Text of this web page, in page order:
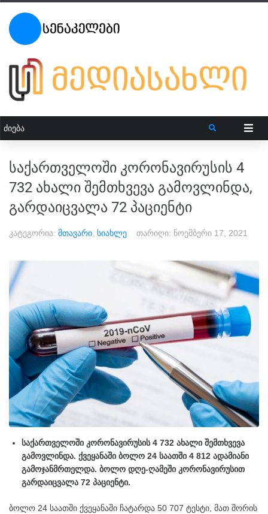
საქართველოში კორონავირუსის 4
732 ახალი შემთხვევა გამოვლინდა,
გარდაიცვალა 72 პაციენტი
კატეგორია: მთავარი სიახლე თარიღი: ნოემბერი 17, 2021
საქართველოში კორონავირუსის 4 732 ახალი შემთხვევა
გამოვლინდა. ქვეყანაში ბოლო 24 საათში 4 812 ადამიანი
გამოჯანმრთელდა. ბოლო დღე-ღამეში კორონავირუსით
გარდაიცვალა 72 პაციენტი.
ბოლო 24 საათში ქვეყანაში ჩატარდა 50 707 ტესტი, მათ შორის